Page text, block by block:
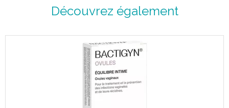
Découvrez également